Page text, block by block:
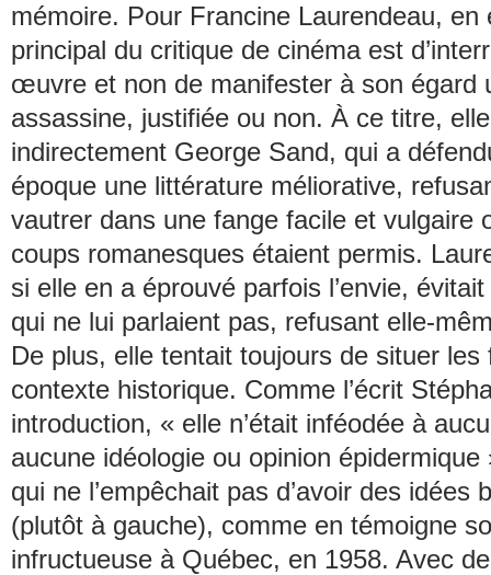
mémoire. Pour Francine Laurendeau, en
principal du critique de cinéma est
œuvre et non de manifester à son égard
assassine, justifiée ou non. À ce titre, elle
indirectement George Sand, qui a
époque une littérature méliorative,
vautrer dans une fange facile et vulgaire
coups romanesques étaient permis.
si elle en a éprouvé parfois l’envie,
qui ne lui parlaient pas, refusant elle-
De plus, elle tentait toujours de situer les
contexte historique. Comme l’écrit
introduction, « elle n’était inféodée à
aucune idéologie ou opinion épidermique
qui ne l’empêchait pas d’avoir des idées
(plutôt à gauche), comme en témoigne
infructueuse à Québec, en 1958. Avec